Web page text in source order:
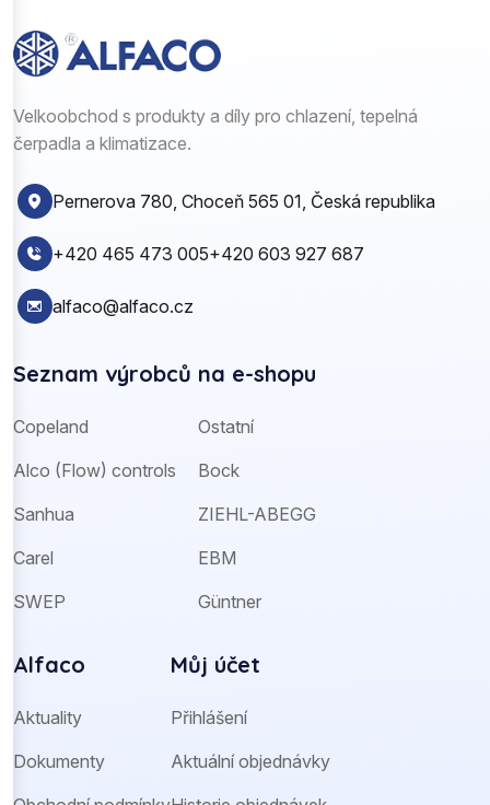
Velkoobchod s produkty a díly pro chlazení, tepelná
čerpadla a klimatizace.
Pernerova 780, Choceň 565 01, Česká republika
+420 465 473 005+420 603 927 687
alfaco@alfaco.cz
Seznam výrobců na e-shopu
Copeland
Alco (Flow) controls
Sanhua
Carel
SWEP
Ostatní
Bock
ZIEHL-ABEGG
EBM
Güntner
Alfaco
Aktuality
Dokumenty
Můj účet
Přihlášení
Aktuální objednávky